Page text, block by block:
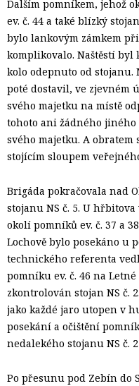
Dalším pomníkem, jehož
ev. č. 44 a také blízký
bylo lankovým zámkem
komplikovalo. Naštěstí byl
kolo odepnuto od
poté dostavil, ve zjevném
svého majetku na místě
tohoto ani žádného
svého majetku. A obratem
stojícím sloupem
Brigáda pokračovala nad
stojanu NS č. 5. U
okolí pomníků ev. č. 37 a
Lochově bylo posekáno u
technického referenta
pomníku ev. č. 46 na
zkontrolován stojan NS č.
jako každé jaro utopen v
posekání a očištění
nedalekého stojanu NS č.
Po přesunu pod Zebín do